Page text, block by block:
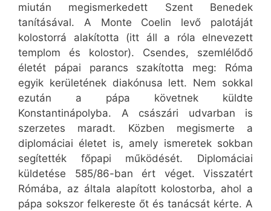
miután megismerkedett Szent Benedek
tanításával. A Monte Coelin levő palotáját
kolostorrá alakította (itt áll a róla elnevezett
templom és kolostor). Csendes, szemlélődő
életét pápai parancs szakította meg: Róma
egyik kerületének diakónusa lett. Nem sokkal
ezután a pápa követnek küldte
Konstantinápolyba. A császári udvarban is
szerzetes maradt. Közben megismerte a
diplomáciai életet is, amely ismeretek sokban
segítették főpapi működését. Diplomáciai
küldetése 585/86-ban ért véget. Visszatért
Rómába, az általa alapított kolostorba, ahol a
pápa sokszor felkereste őt és tanácsát kérte. A